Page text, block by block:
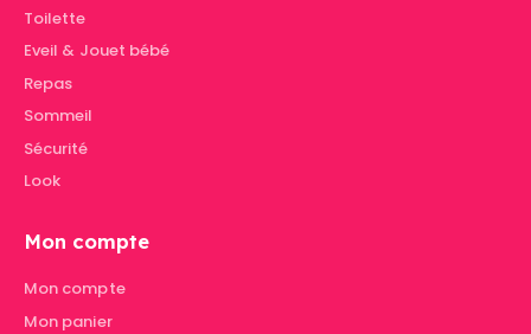
Toilette
Eveil & Jouet bébé
Repas
Sommeil
Sécurité
Look
Mon compte
Mon compte
Mon panier